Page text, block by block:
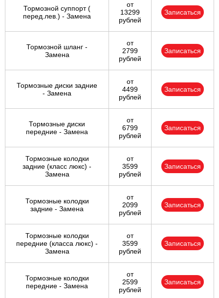
Тормозной суппорт (
перед.лев.) - Замена
от
13299
рублей
Записаться
Тормозной шланг -
Замена
от
2799
рублей
Записаться
Тормозные диски задние
- Замена
от
4499
рублей
Записаться
Тормозные диски
передние - Замена
от
6799
рублей
Записаться
Тормозные колодки
задние (класс люкс) -
Замена
от
3599
рублей
Записаться
Тормозные колодки
задние - Замена
от
2099
рублей
Записаться
Тормозные колодки
передние (класса люкс) -
Замена
от
3599
рублей
Записаться
Тормозные колодки
передние - Замена
от
2599
рублей
Записаться